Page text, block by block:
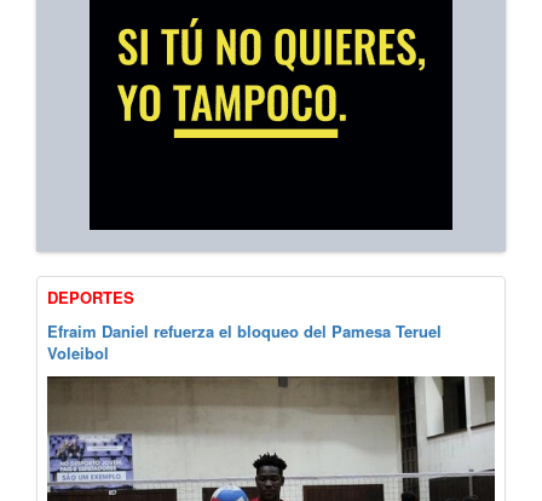
DEPORTES
Efraim Daniel refuerza el bloqueo del Pamesa Teruel
Voleibol